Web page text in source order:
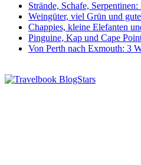
Strände, Schafe,
Weingüter, viel Grün und
Chappies, kleine Elefanten
Pinguine, Kap und Cape
Von Perth nach Exmouth: 3